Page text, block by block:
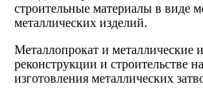
строительные материалы в виде
металлических изделий.
Металлопрокат и металлические
реконструкции и строительстве
изготовления металлических